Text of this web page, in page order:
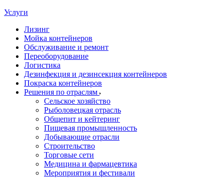
Услуги
Лизинг
Мойка контейнеров
Обслуживание и ремонт
Переоборудование
Логистика
Дезинфекция и дезинсекция контейнеров
Покраска контейнеров
Решения по отраслям
Сельское хозяйство
Рыболовецкая отрасль
Общепит и кейтеринг
Пищевая промышленность
Добывающие отрасли
Строительство
Торговые сети
Медицина и фармацевтика
Мероприятия и фестивали